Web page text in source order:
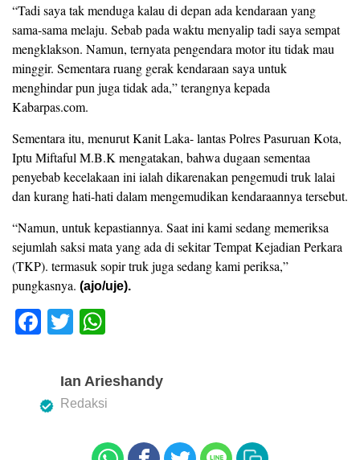
“Tadi saya tak menduga kalau di depan ada kendaraan yang
sama-sama melaju. Sebab pada waktu menyalip tadi saya sempat
mengklakson. Namun, ternyata pengendara motor itu tidak mau
minggir. Sementara ruang gerak kendaraan saya untuk
menghindar pun juga tidak ada,” terangnya kepada
Kabarpas.com.
Sementara itu, menurut Kanit Laka- lantas Polres Pasuruan Kota,
Iptu Miftaful M.B.K mengatakan, bahwa dugaan sementaa
penyebab kecelakaan ini ialah dikarenakan pengemudi truk lalai
dan kurang hati-hati dalam mengemudikan kendaraannya tersebut.‎
“Namun, untuk kepastiannya. Saat ini kami sedang memeriksa
sejumlah saksi mata yang ada di sekitar Tempat Kejadian Perkara
(TKP). termasuk sopir truk juga sedang kami periksa,”
pungkasnya. (ajo/uje).
F
e
T
tt
er
at
s
p
Ian Arieshandy
Redaksi